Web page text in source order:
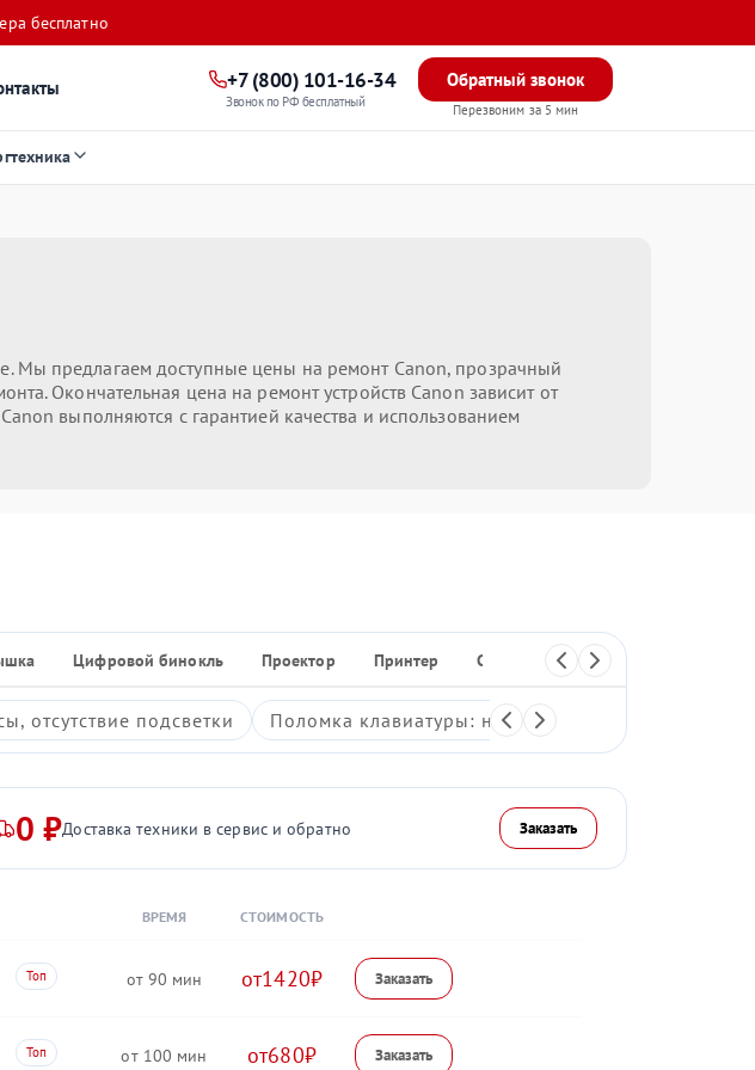
бесплатно
+7 (800) 101-16-34
Звонок по РФ бесплатный
Обратный звонок
Перезвоним за 5 мин
Мы предлагаем доступные цены на ремонт Canon, прозрачный
Окончательная цена на ремонт устройств Canon зависит от
выполняются с гарантией качества и использованием
Цифровой бинокль Проектор Принтер Сканер МФУ
отсутствие подсветки Поломка клавиатуры: неработающие клавиши,
0 ₽Доставка техники в сервис и обратно Заказать
ВРЕМЯ СТОИМОСТЬ
90 1420
100 680